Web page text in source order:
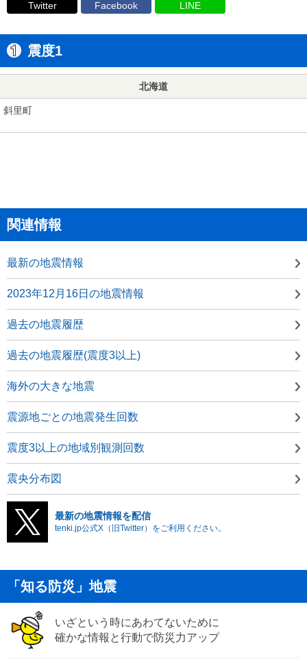
Twitter Facebook LINE
震度1
北海道
斜里町
関連情報
最新の地震情報
2023年12月16日の地震情報
過去の地震履歴
過去の地震履歴(震度3以上)
海外の大きな地震
震源地ごとの地震発生回数
震度3以上の地域別観測回数
震央分布図
最新の地震情報を配信
tenki.jp公式X（旧Twitter）をご利用ください。
「知る防災」地震
いざという時にあわてないために
確かな情報と行動で防災力アップ